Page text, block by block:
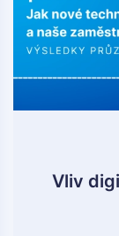
Vliv